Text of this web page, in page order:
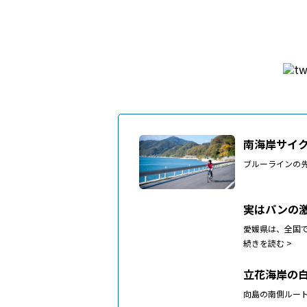
南海岸サイ
ブルーラインの
実はパンの
愛媛県は、全国
続きを読む >
立花海岸の
向島の南側ルー